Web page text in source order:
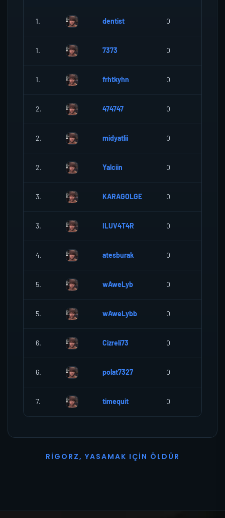
1. dentist 0
1. 7373 0
1. frhtkyhn 0
2. 474747 0
2. midyatlii 0
2. Yalciin 0
3. KARAGOLGE 0
3. ILUV4T4R 0
4. atesburak 0
5. wAweLyb 0
5. wAweLybb 0
6. Cizreli73 0
6. polat7327 0
7. timequit 0
R I G O R Z, YASAMAK I ÇI N Ö L D Ü R